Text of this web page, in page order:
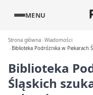
MENU
Strona główna Wiadomości
Biblioteka Podróżnika w
Biblioteka
Śląskich